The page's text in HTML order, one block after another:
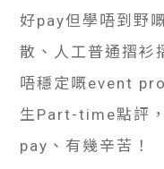
好pay但學唔到野
散、人工普通摺衫
唔穩定嘅event
生Part-time點評
pay、有幾辛苦！